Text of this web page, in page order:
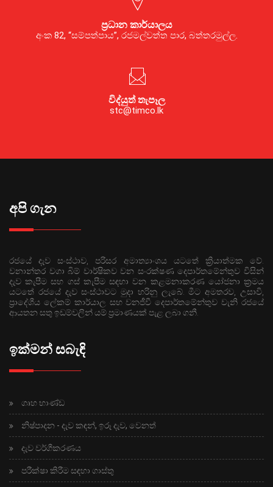
ප්‍රධාන කාර්යාලය
අංක 82, “සම්පත්පාය”, රජමල්වත්ත පාර, බත්තරමුල්ල.
විද්යුත් තැපෑල
stc@timco.lk
අපි ගැන
රජයේ දැව සංස්ථාව, පරිසර අමාත්‍යාංශය යටතේ ක්‍රියාත්මක වේ.
වනාන්තර වගා බිම් වාර්ෂිකව වන සංරක්ෂණ දෙපාර්තමේන්තුව විසින්
දැව කැපීම සහ ගස් කැපීම සඳහා වන කළමනාකරණ යෝජනා ක්‍රමය
යටතේ රජයේ දැව සංස්ථාවට මුදා හරිනු ලැබේ. මීට අමතරව, උසාවි,
ප්‍රාදේශීය ලේකම් කාර්යාල සහ වනජීවී දෙපාර්තමේන්තුව වැනි රජයේ
ආයතන සතු ඉඩම්වලින් යම් ප්‍රමාණයක් පැළ ලබා ගනී.
ඉක්මන් සබැඳි
ගෘහ භාණ්ඩ
නිෂ්පාදන - දැව කඳන්, ඉරූ දැව, වෙනත්
දැව වර්ගීකරණය
පරීක්ෂා කිරීම සඳහා ගාස්තු